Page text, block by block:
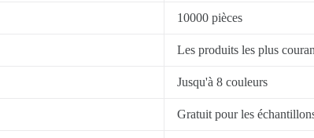
10000 pièces
Les produits les plus
Jusqu'à 8 couleurs
Gratuit pour les